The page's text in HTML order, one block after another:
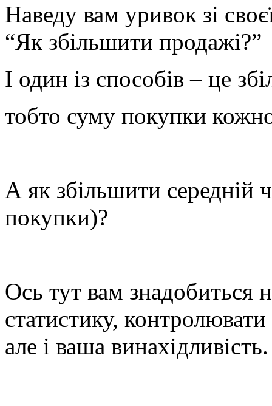
Наведу вам уривок зі
“Як збільшити продажі?”
І один із способів – це
тобто суму покупки
А як збільшити середній
покупки)?
Ось тут вам знадобиться
статистику,
але і ваша винахідливість.